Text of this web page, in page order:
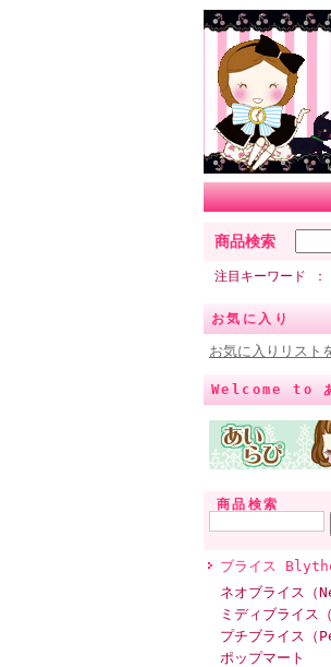
商品検索
注目キーワード
お気に入り
お気に入りリスト
Welcome to
商品検索
ブライス
ネオブライス（
ミディブライス
プチブライス（
ポップマート